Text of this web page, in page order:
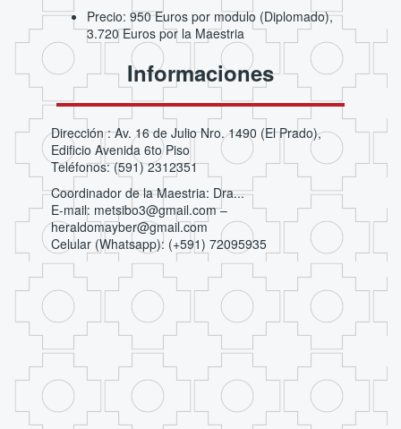
Precio: 950 Euros por modulo (Diplomado),
3.720 Euros por la Maestria
Informaciones
Dirección : Av. 16 de Julio Nro. 1490 (El Prado),
Edificio Avenida 6to Piso
Teléfonos: (591) 2312351
Coordinador de la Maestria: Dra...
E-mail: metsibo3@gmail.com –
heraldomayber@gmail.com
Celular (Whatsapp): (+591) 72095935